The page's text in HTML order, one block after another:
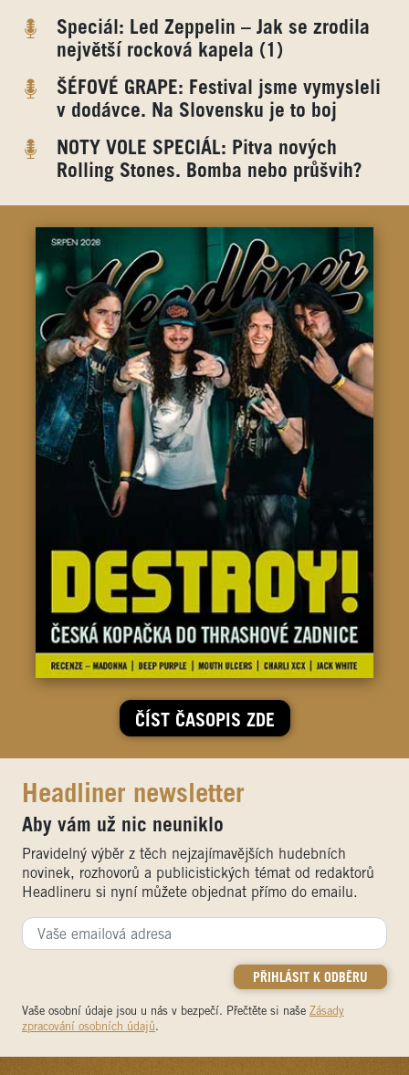
Speciál: Led Zeppelin – Jak se zrodila
největší rocková kapela (1)
ŠÉFOVÉ GRAPE: Festival jsme vymysleli
v dodávce. Na Slovensku je to boj
NOTY VOLE SPECIÁL: Pitva nových
Rolling Stones. Bomba nebo průšvih?
ČÍST ČASOPIS ZDE
Headliner newsletter
Aby vám už nic neuniklo
Pravidelný výběr z těch nejzajímavějších hudebních
novinek, rozhovorů a publicistických témat od redaktorů
Headlineru si nyní můžete objednat přímo do emailu.
Vaše osobní údaje jsou u nás v bezpečí. Přečtěte si naše Zásady
zpracování osobních údajů.